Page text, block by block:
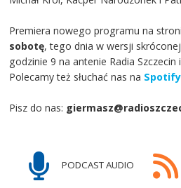
Premiera nowego programu na
sobotę, tego dnia w wersji
godzinie 9 na antenie Radia Szczecin
Polecamy też słuchać nas na Spotify
Pisz do nas:
PODCAST AUDIO